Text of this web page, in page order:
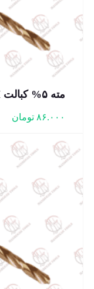
مته ۵% کبالت TAM قطر ۳.۵ میلیمتر
۸۶.۰۰۰ تومان